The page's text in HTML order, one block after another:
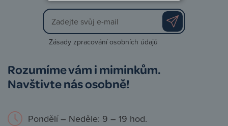
Zásady zpracování osobních údajů
Rozumíme vám i miminkům.
Navštivte nás osobně!
Pondělí – Neděle: 9 – 19 hod.